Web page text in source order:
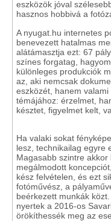
eszközök jóval
hasznos hobbivá a
A nyugat.hu internetes
benevezett hatalmas
alátámasztja ezt: 67
színes forgatag,
különleges produkciók
az, aki nemcsak
eszközét, hanem
témájához: érzelmet,
késztet, figyelmet kelt,
Ha valaki sokat
lesz, technikailag egyre
Magasabb szintre
megálmodott
kész felvételen, és ezt
fotóművész, a
beérkezett munkák
nyertek a 2016-os
örökíthessék meg az